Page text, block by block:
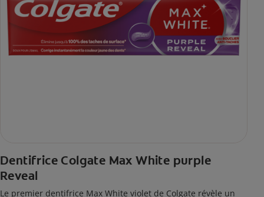
Dentifrice Colgate Max White purple
Reveal
Le premier dentifrice Max White violet de Colgate révèle un